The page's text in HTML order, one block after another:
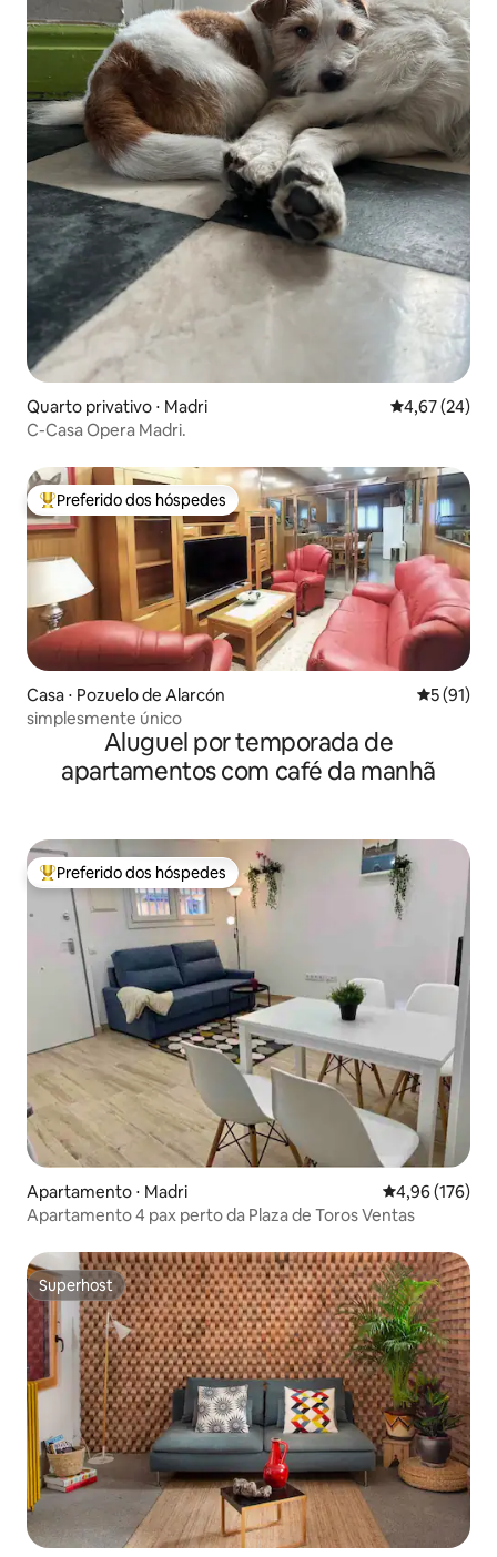
Quarto privativo ⋅ Madri 4,67 de uma
4,67 (24)
C-Casa Opera Madri.
Entre os melhores preferidos dos hóspedes
Preferido dos hóspedes
Casa ⋅ Pozuelo de Alarcón 5 de uma
5 (91)
simplesmente único
Aluguel por temporada de
apartamentos com café da manhã
Entre os melhores preferidos dos hóspedes
Preferido dos hóspedes
Apartamento ⋅ Madri 4,96 de uma
4,96 (176)
Apartamento 4 pax perto da Plaza de Toros Ventas
Superhost
Superhost